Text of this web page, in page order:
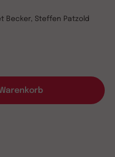
Becker, Steffen Patzold